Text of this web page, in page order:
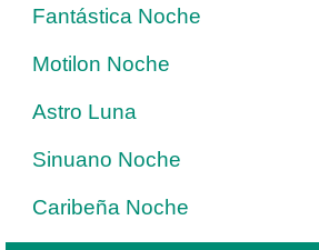
Fantástica Noche
Motilon Noche
Astro Luna
Sinuano Noche
Caribeña Noche